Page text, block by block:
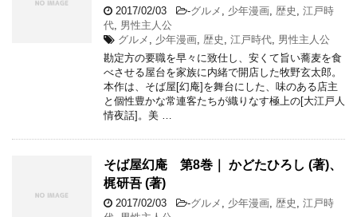
2017/02/03 -グルメ , 少年漫画, 歴史 , 江戸時
代, 男性主人公
グルメ , 少年漫画, 歴史 , 江戸時代, 男性主人公
勘定方の要職を早々に致仕し、安くて旨い蕎麦を食
べさせる屋台を家族に内緒で開店した牧野玄太郎。
本作は、そば屋[幻庵]を舞台にした、味のある店主
と個性豊かな常連客たちが織りなす極上の[大江戸人
情夜話]。美 …
そば屋幻庵 第8巻｜ かどたひろし (著)、
梶研吾 (著)
2017/02/03 -グルメ , 少年漫画, 歴史 , 江戸時